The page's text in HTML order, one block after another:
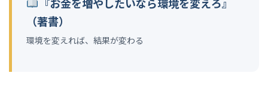
（著書）
環境を変えれば、結果が変わる